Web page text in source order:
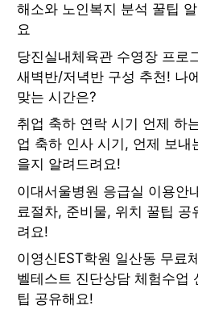
해소와 노인복지 분석 꿀팁
요
당진실내체육관 수영장 프로
새벽반/저녁반 구성 추천! 나
맞는 시간은?
취업 축하 연락 시기 언제 하
업 축하 인사 시기, 언제 보내
을지 알려드려요!
이대서울병원 응급실 이용안
료절차, 준비물, 위치 꿀팁 공
려요!
이영신EST학원 일산동 무료
벨테스트 진단상담 체험수업
팁 공유해요!